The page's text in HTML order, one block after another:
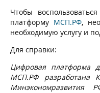
Чтобы
платформу МСП.РФ,
необходимую услугу и
Для справки:
Цифровая платформа
МСП.РФ разработана